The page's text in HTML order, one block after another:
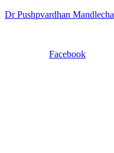
Dr Pushpvardhan Mandlecha
Facebook